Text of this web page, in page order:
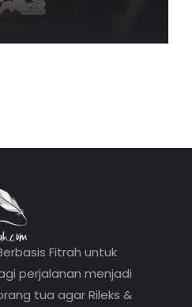
Fitrah untuk
perjalanan menjadi
tua agar Rileks &